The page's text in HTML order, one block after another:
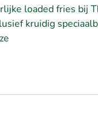
loaded fries bij
kruidig